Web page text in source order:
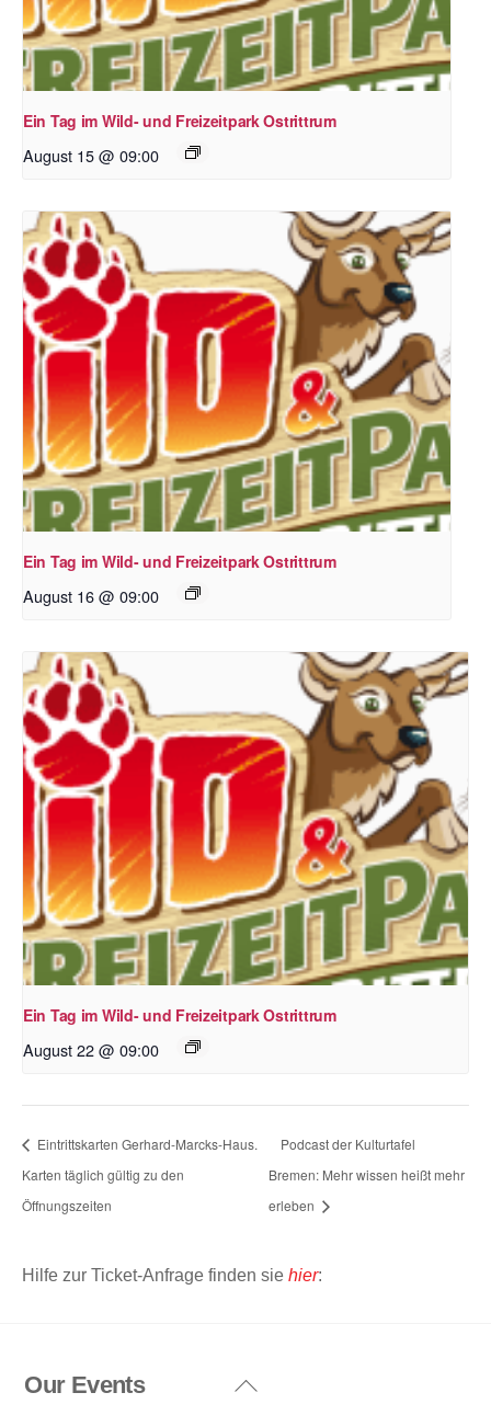
Ein Tag im Wild- und Freizeitpark Ostrittrum
August 15 @ 09:00
Ein Tag im Wild- und Freizeitpark Ostrittrum
August 16 @ 09:00
Ein Tag im Wild- und Freizeitpark Ostrittrum
August 22 @ 09:00
Eintrittskarten Gerhard-Marcks-Haus.
Karten täglich gültig zu den
Öffnungszeiten
Podcast der Kulturtafel
Bremen: Mehr wissen heißt mehr
erleben
Hilfe zur Ticket-Anfrage finden sie hier:
Back
Our Events